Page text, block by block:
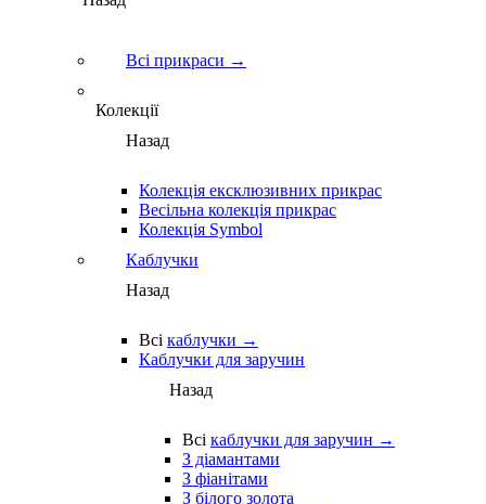
Всі прикраси →
Колекції
Назад
Колекція ексклюзивних прикрас
Весільна колекція прикрас
Колекція Symbol
Каблучки
Назад
Всі каблучки →
Каблучки для заручин
Назад
Всі каблучки для заручин →
З діамантами
З фіанітами
З білого золота